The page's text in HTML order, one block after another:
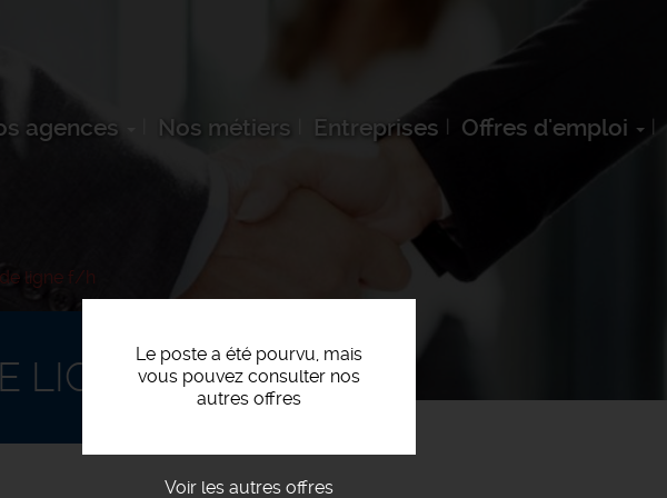
agences Nos métiers Entreprises Offres d'emploi
ligne f/h
Le poste a été pourvu, mais
vous pouvez consulter nos
autres offres
Voir les autres offres
LIGNE F/H